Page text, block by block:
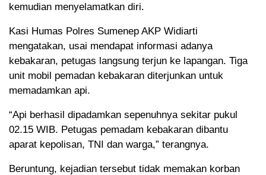
kemudian menyelamatkan diri.
Kasi Humas Polres Sumenep AKP Widiarti
mengatakan, usai mendapat informasi adanya
kebakaran, petugas langsung terjun ke lapangan. Tiga
unit mobil pemadan kebakaran diterjunkan untuk
memadamkan api.
“Api berhasil dipadamkan sepenuhnya sekitar pukul
02.15 WIB. Petugas pemadam kebakaran dibantu
aparat kepolisan, TNI dan warga,” terangnya.
Beruntung, kejadian tersebut tidak memakan korban